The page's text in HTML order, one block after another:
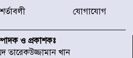
উদ্ধার মাদক-অস্ত্র
শর্তাবলী যোগাযোগ
ও প্রকাশকঃ
তারেকউজ্জামান খান